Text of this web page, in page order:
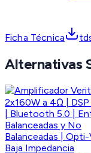
Ficha Técnica
Alternativas